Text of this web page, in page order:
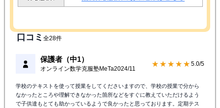
口コミ 全28件
保護者（中1）
オンライン数学克服塾MeTa2024/11
★★★★★ 5.0/5
学校のテキストを使って授業をしてくださいますので、学校の授業で分から
なかったところや理解できなかった箇所などをすぐに教えていただけるよう
で子供達もとても助かっているようで良かったと思っております。定期テス